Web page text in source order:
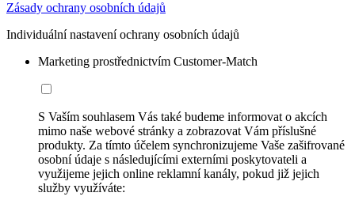
Zásady ochrany osobních údajů
Individuální nastavení ochrany osobních údajů
Marketing prostřednictvím Customer-Match
S Vaším souhlasem Vás také budeme informovat o akcích
mimo naše webové stránky a zobrazovat Vám příslušné
produkty. Za tímto účelem synchronizujeme Vaše zašifrované
osobní údaje s následujícími externími poskytovateli a
využijeme jejich online reklamní kanály, pokud již jejich
služby využíváte: